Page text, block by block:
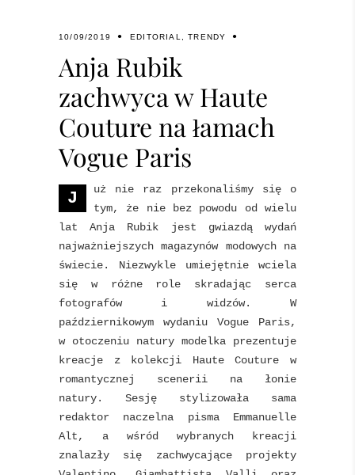
10/09/2019 EDITORIAL,TRENDY
Anja Rubik
zachwyca w Haute
Couture na łamach
Vogue Paris
J
uż nie raz przekonaliśmy się o
tym, że nie bez powodu od wielu
lat Anja Rubik jest gwiazdą wydań
najważniejszych magazynów modowych na
świecie. Niezwykle umiejętnie wciela
się w różne role skradając serca
fotografów i widzów. W
październikowym wydaniu Vogue Paris,
w otoczeniu natury modelka prezentuje
kreacje z kolekcji Haute Couture w
romantycznej scenerii na łonie
natury. Sesję stylizowała sama
redaktor naczelna pisma Emmanuelle
Alt, a wśród wybranych kreacji
znalazły się zachwycające projekty